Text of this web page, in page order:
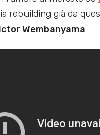
rebuilding già da
Wembanyama